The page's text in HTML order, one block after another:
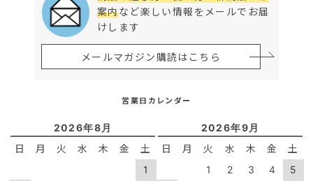
案内など楽しい情報をメールでお届
けします
メールマガジン購読はこちら
営業日カレンダー
2026年8月
日 月 火 水 木 金 土
1
2026年9月
日 月 火 水 木 金 土
1 2 3 4
5